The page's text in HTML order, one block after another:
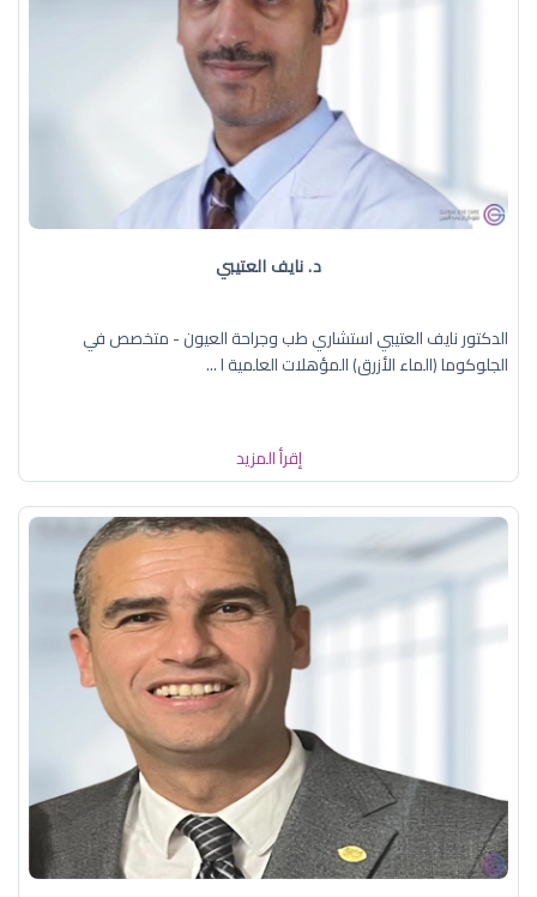
د. نايف العتيبي
الدكتور نايف العتيبي استشاري طب وجراحة العيون - متخصص في
الجلوكوما (الماء الأزرق) المؤهلات العلمية ا ...
إقرأ المزيد